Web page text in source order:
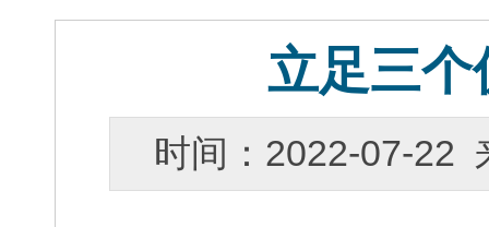
立足三个
时间：2022-07-